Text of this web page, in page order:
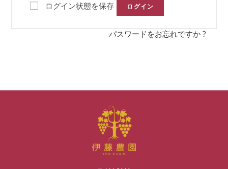
ログイン状態を保存 ログイン
パスワードをお忘れですか ?